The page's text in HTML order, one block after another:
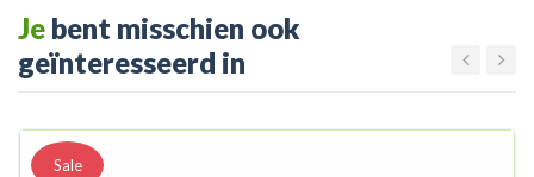
Je bent misschien ook
geïnteresseerd in
Sale